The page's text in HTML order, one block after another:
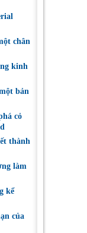
chân
kinh
bản
cỏ
thành
làm
kể
của